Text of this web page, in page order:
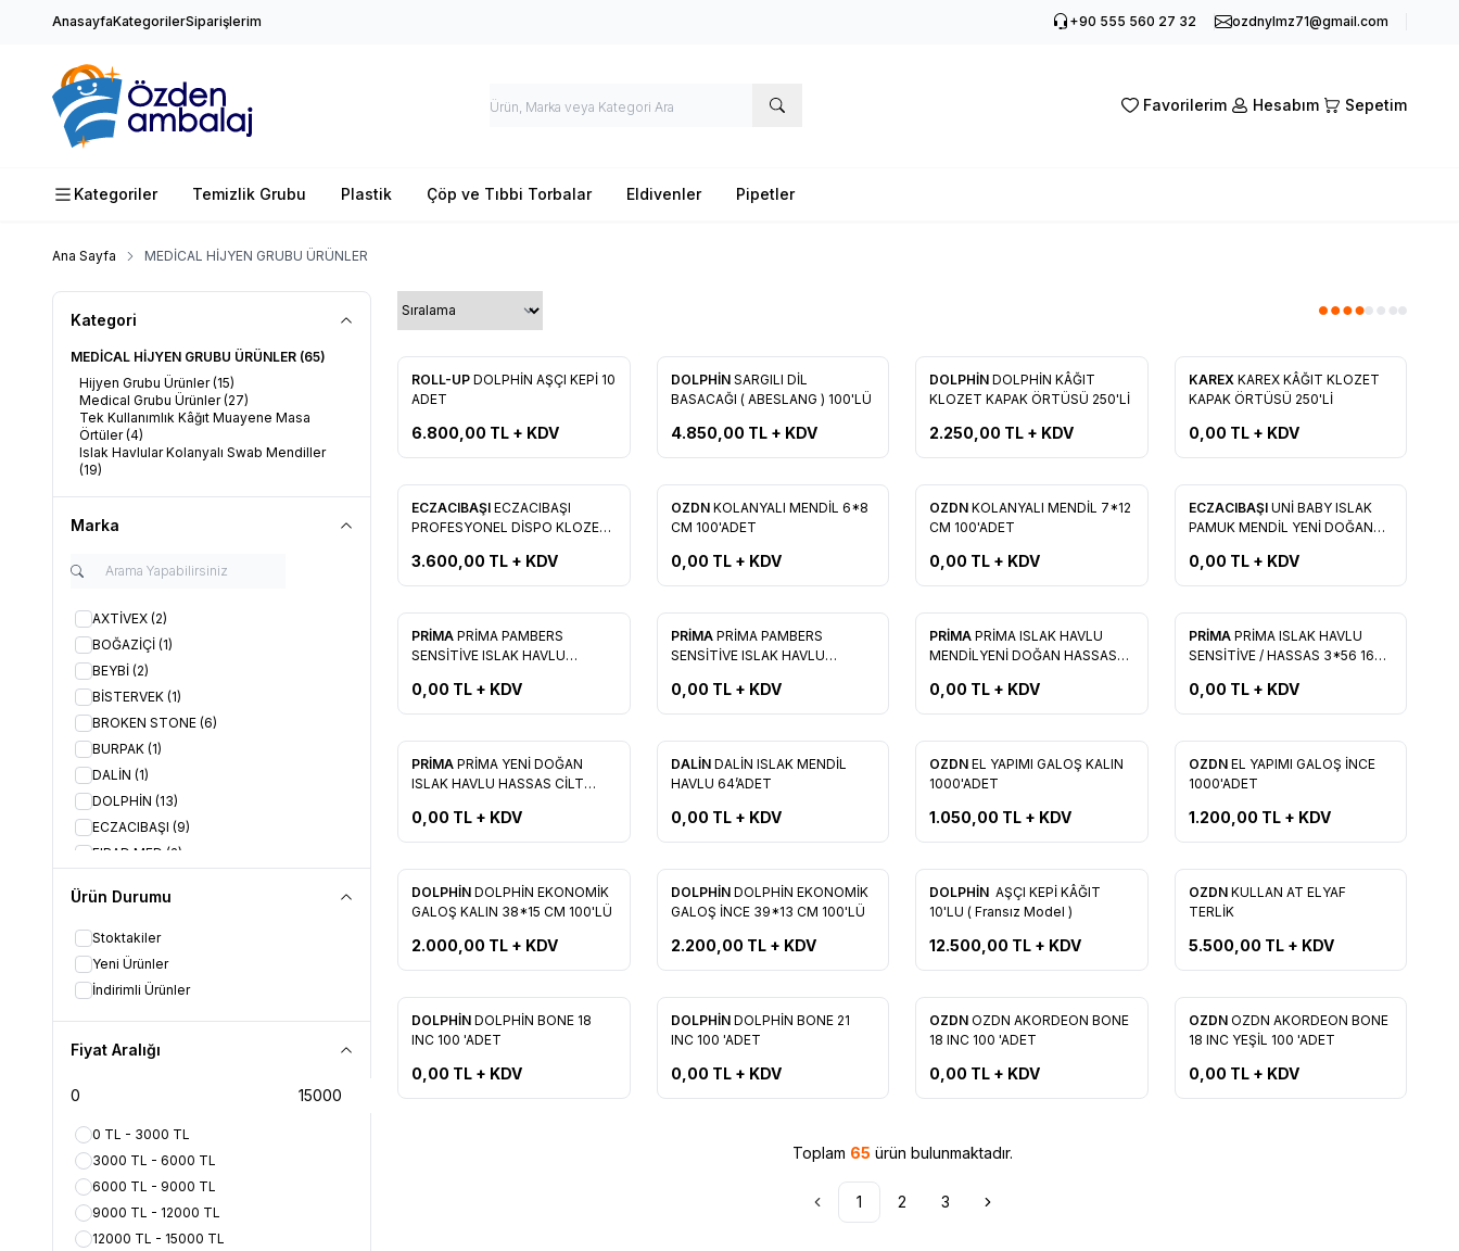
AnasayfaKategorilerSiparişlerim +90 555 560 27 32 ozdnylmz71@gmail.com
Favorilerim Hesabım Sepetim
Kategoriler Temizlik Grubu Plastik Çöp ve Tıbbi Torbalar Eldivenler Pipetler
Ana Sayfa MEDİCAL HİJYEN GRUBU ÜRÜNLER
Kategori
MEDİCAL HİJYEN GRUBU ÜRÜNLER (65)
Hijyen Grubu Ürünler(15)
Medical Grubu Ürünler(27)
Tek Kullanımlık Kâğıt Muayene Masa
Örtüler(4)
Islak Havlular Kolanyalı Swab Mendiller
(19)
Marka
AXTİVEX (2)
BOĞAZİÇİ (1)
BEYBİ (2)
BİSTERVEK (1)
BROKEN STONE (6)
BURPAK (1)
DALİN (1)
DOLPHİN (13)
ECZACIBAŞI (9)
FIRAD MED (2)
KOMİLİ(2)
OZDN(12)
PRİMA (6)
RENASAN (3)
VERA (1)
Ürün Durumu
Stoktakiler
Yeni Ürünler
İndirimli Ürünler
Fiyat Aralığı
0 TL - 3000 TL
3000 TL - 6000 TL
6000 TL - 9000 TL
9000 TL - 12000 TL
12000 TL - 15000 TL
Yeni
Favorilere Ekle
ROLL-UP DOLPHİN AŞÇI KEPİ 10
ADET
6.800,00 TL + KDV
Yeni
Favorilere Ekle
DOLPHİN SARGILI DİL
BASACAĞI ( ABESLANG ) 100'LÜ
4.850,00 TL + KDV
Yeni
Favorilere Ekle
DOLPHİN DOLPHİN KÂĞIT
KLOZET KAPAK ÖRTÜSÜ 250'Lİ
2.250,00 TL + KDV
Favorilere Ekle
Tükendi
KAREX KAREX KÂĞIT KLOZET
KAPAK ÖRTÜSÜ 250'Lİ
0,00 TL + KDV
Yeni
Favorilere Ekle
ECZACIBAŞI ECZACIBAŞI
PROFESYONEL DİSPO KLOZET
3.600,00 TL + KDV
Favorilere Ekle
Tükendi
OZDN KOLANYALI MENDİL 6*8
CM 100'ADET
0,00 TL + KDV
Favorilere Ekle
Tükendi
OZDN KOLANYALI MENDİL 7*12
CM 100'ADET
0,00 TL + KDV
Favorilere Ekle
Tükendi
ECZACIBAŞI UNİ BABY ISLAK
PAMUK MENDİL YENİ DOĞAN
0,00 TL + KDV
Favorilere Ekle
Tükendi
PRİMA PRİMA PAMBERS
SENSİTİVE ISLAK HAVLU
0,00 TL + KDV
Favorilere Ekle
Tükendi
PRİMA PRİMA PAMBERS
SENSİTİVE ISLAK HAVLU
0,00 TL + KDV
Favorilere Ekle
Tükendi
PRİMA PRİMA ISLAK HAVLU
MENDİLYENİ DOĞAN HASSAS
0,00 TL + KDV
Favorilere Ekle
Tükendi
PRİMA PRİMA ISLAK HAVLU
SENSİTİVE / HASSAS 3*56 168
0,00 TL + KDV
Favorilere Ekle
Tükendi
PRİMA PRİMA YENİ DOĞAN
ISLAK HAVLU HASSAS CİLT
0,00 TL + KDV
Favorilere Ekle
Tükendi
DALİN DALİN ISLAK MENDİL
HAVLU 64’ADET
0,00 TL + KDV
Favorilere Ekle
OZDN EL YAPIMI GALOŞ KALIN
1000'ADET
1.050,00 TL + KDV
Favorilere Ekle
OZDN EL YAPIMI GALOŞ İNCE
1000'ADET
1.200,00 TL + KDV
Favorilere Ekle
DOLPHİN DOLPHİN EKONOMİK
GALOŞ KALIN 38*15 CM 100'LÜ
2.000,00 TL + KDV
Favorilere Ekle
DOLPHİN DOLPHİN EKONOMİK
GALOŞ İNCE 39*13 CM 100'LÜ
2.200,00 TL + KDV
Favorilere Ekle
DOLPHİN AŞÇI KEPİ KÂĞIT
10'LU ( Fransız Model )
12.500,00 TL + KDV
Yeni
Favorilere Ekle
OZDN KULLAN AT ELYAF
TERLİK
5.500,00 TL + KDV
Yeni
Favorilere Ekle
DOLPHİN DOLPHİN BONE 18
INC 100 'ADET
0,00 TL + KDV
Yeni
Favorilere Ekle
Tükendi
DOLPHİN DOLPHİN BONE 21
INC 100 'ADET
0,00 TL + KDV
Favorilere Ekle
Tükendi
OZDN OZDN AKORDEON BONE
18 INC 100 'ADET
0,00 TL + KDV
Favorilere Ekle
Tükendi
OZDN OZDN AKORDEON BONE
18 INC YEŞİL 100 'ADET
0,00 TL + KDV
Toplam 65 ürün bulunmaktadır.
1 2 3